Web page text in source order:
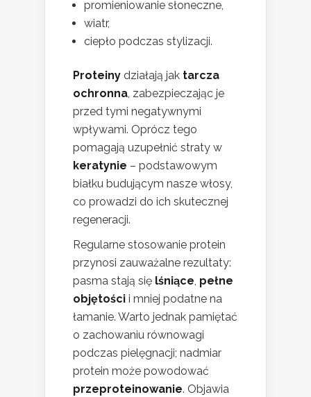
promieniowanie słoneczne,
wiatr,
ciepło podczas stylizacji.
Proteiny działają jak tarcza
ochronna, zabezpieczając je
przed tymi negatywnymi
wpływami. Oprócz tego
pomagają uzupełnić straty w
keratynie – podstawowym
białku budującym nasze włosy,
co prowadzi do ich skutecznej
regeneracji.
Regularne stosowanie protein
przynosi zauważalne rezultaty:
pasma stają się lśniące, pełne
objętości i mniej podatne na
łamanie. Warto jednak pamiętać
o zachowaniu równowagi
podczas pielęgnacji; nadmiar
protein może powodować
przeproteinowanie. Objawia